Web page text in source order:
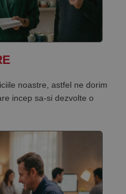
noastre, astfel ne dorim
incep sa-si dezvolte o